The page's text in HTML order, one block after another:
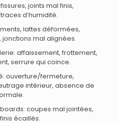
joints mal finis,
d’humidité.
lattes déformées,
jonctions mal alignées.
affaissement, frottement,
serrure qui coince.
ouverture/fermeture,
intérieur, absence de
coupes mal jointées,
écaillés.